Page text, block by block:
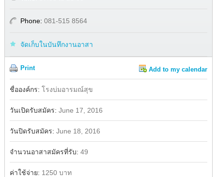
Phone: 081-515 8564
จัดเก็บในบันทึกงานอาสา
Print Add to my calendar
Facebook
ชื่อองค์กร: โรงบ่มอารมณ์สุข
วันเปิดรับสมัคร: June 17, 2016
วันปิดรับสมัคร: June 18, 2016
จำนวนอาสาสมัครที่รับ: 49
ค่าใช้จ่าย: 1250 บาท